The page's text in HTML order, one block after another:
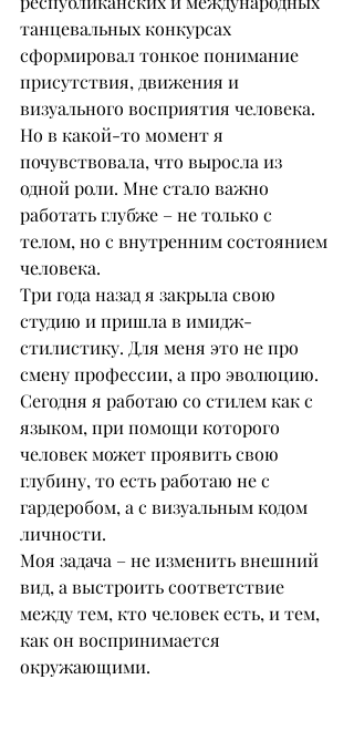
танцевальных конкурсах
сформировал тонкое понимание
присутствия, движения и
визуального восприятия человека.
Но в какой-то момент я
почувствовала, что выросла из
одной роли. Мне стало важно
работать глубже – не только с
телом, но с внутренним состоянием
человека.
Три года назад я закрыла свою
студию и пришла в имидж-
стилистику. Для меня это не про
смену профессии, а про эволюцию.
Сегодня я работаю со стилем как с
языком, при помощи которого
человек может проявить свою
глубину, то есть работаю не с
гардеробом, а с визуальным кодом
личности.
Моя задача – не изменить внешний
вид, а выстроить соответствие
между тем, кто человек есть, и тем,
как он воспринимается
окружающими.